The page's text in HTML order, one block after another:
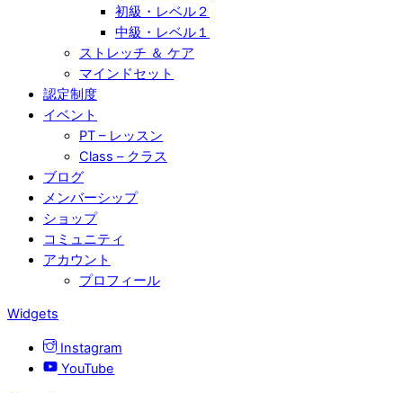
初級・レベル２
中級・レベル１
ストレッチ ＆ ケア
マインドセット
認定制度
イベント
PT – レッスン
Class – クラス
ブログ
メンバーシップ
ショップ
コミュニティ
アカウント
プロフィール
Widgets
Instagram
YouTube